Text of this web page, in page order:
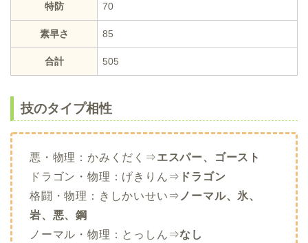
特防 70
素早さ 85
合計 505
技のタイプ相性
悪・物理：かみくだく⇒エスパー、ゴースト
ドラゴン・物理：げきりん⇒ ドラゴン
格闘・物理：きしかいせい⇒ ノーマル、氷、
岩、悪、鋼
ノーマル・物理：とっしん⇒なし